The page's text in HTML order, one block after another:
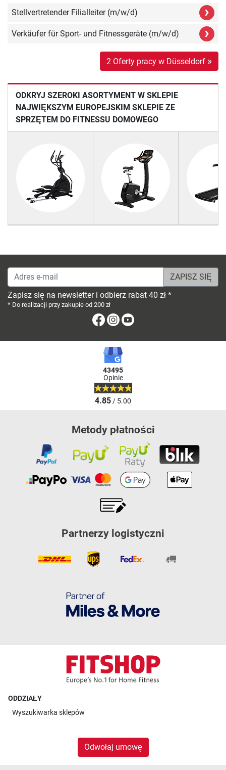
Stellvertretender Filialleiter (m/w/d) ›
Verkäufer für Sport- und Fitnessgeräte (m/w/d) ›
2 Oferty pracy w Düsseldorf »
ODKRYJ SZEROKI ASORTYMENT W SKLEPIE
NAJWIĘKSZYM EUROPEJSKIM SKLEPIE ZE
SPRZĘTEM DO FITNESSU DOMOWEGO
Adres e-mail
Zapisz się na newsletter i odbierz rabat 40 zł *
* Do realizacji przy zakupie od 200 zł
FacebookInstagram
43495
Opinie
4.85/ 5.00
Metody płatności
Partnerzy logistyczni
ODDZIAŁY
Wyszukiwarka sklepów
Odwołaj umowę